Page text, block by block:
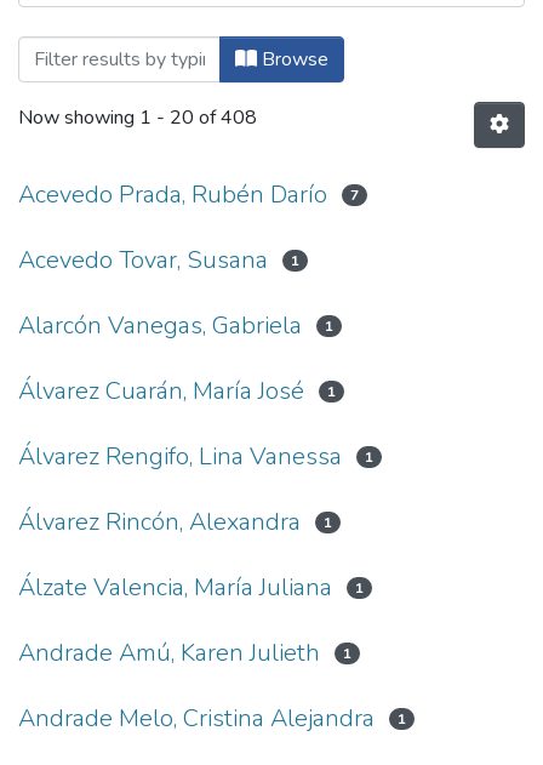
Browsing Derecho by Author
Browse
Now showing 1 - 20 of 408
Acevedo Prada, Rubén Darío 7
Acevedo Tovar, Susana 1
Alarcón Vanegas, Gabriela 1
Álvarez Cuarán, María José 1
Álvarez Rengifo, Lina Vanessa 1
Álvarez Rincón, Alexandra 1
Álzate Valencia, María Juliana 1
Andrade Amú, Karen Julieth 1
Andrade Melo, Cristina Alejandra 1